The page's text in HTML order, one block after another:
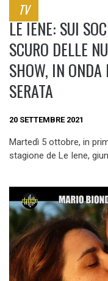
TV
LE IENE: SUI
SCURO DELLE
SHOW, IN
SERATA
20 SETTEMBRE 2021
Martedì 5 ottobre, in
stagione de Le Iene,